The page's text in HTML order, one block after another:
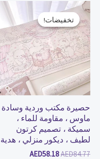
تخفيضات!
تخفيضات!
حصيرة مكتب وردية وسادة
ماوس ، مقاومة للماء ،
سميكة ، تصميم كرتون
لطيف ، ديكور منزلي ، هدية
AED84.77
السعر
الأصلي
هو:
AED84.77.
AED58.18
الحالي
هو:
AED58.18.